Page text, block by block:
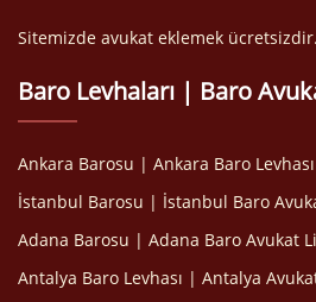
Sitemizde avukat eklemek ücretsizdir.
Baro Levhaları | Baro
Ankara Barosu | Ankara Baro Levhası
İstanbul Barosu | İstanbul Baro
Adana Barosu | Adana Baro Avukat
Antalya Baro Levhası | Antalya